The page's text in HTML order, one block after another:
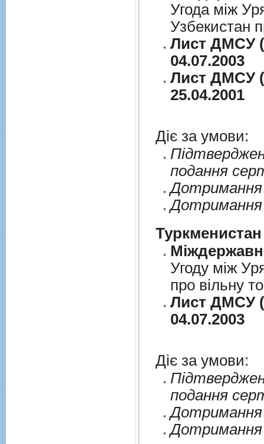
Угода між
Узбекистан
Лист ДМСУ
04.07.2003
Лист ДМСУ
25.04.2001
Діє за умови:
подання
Дотримання
Дотримання
Туркменистан
Угоду між
про вільну
Лист ДМСУ
04.07.2003
Діє за умови:
подання
Дотримання
Дотримання